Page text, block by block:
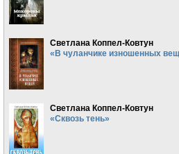
Светлана Коппел-Ковтун
«В чуланчике изношенных
Светлана Коппел-Ковтун
«Сквозь тень»